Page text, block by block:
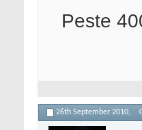
Peste
26th September 2010,